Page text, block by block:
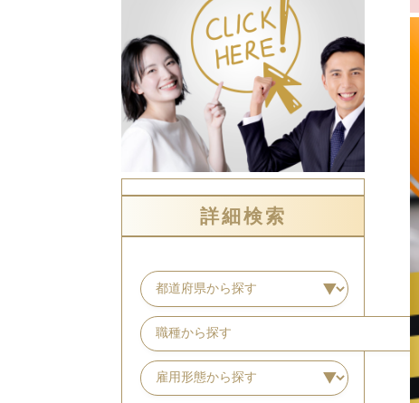
詳細検索